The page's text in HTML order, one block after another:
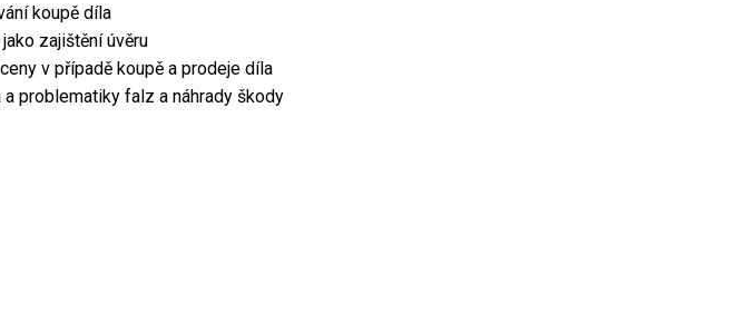
koupě díla
zajištění úvěru
v případě koupě a prodeje díla
a problematiky falz a náhrady škody